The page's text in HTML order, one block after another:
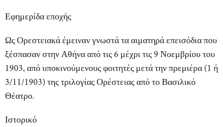
Εφημερίδα εποχής
ΩςΟρεστειακάέμειναν γνωστά τα αιματηρά επεισόδια που
ξέσπασαν στην Αθήνα από τις 6 μέχρι τις 9 Νοεμβρίου του
1903, από υποκινούμενους φοιτητές μετά την πρεμιέρα (1 ή
3/11/1903) της τριλογίας Ορέστειας από το Βασιλικό
Θέατρο.
Ιστορικό